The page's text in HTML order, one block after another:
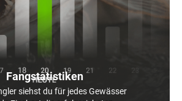
Fangstatistiken
siehst du für jedes Gewässer